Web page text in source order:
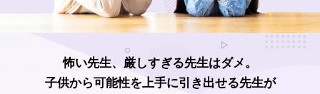
怖い先生、厳しすぎる先生はダメ。
子供から可能性を上手に引き出せる先生が